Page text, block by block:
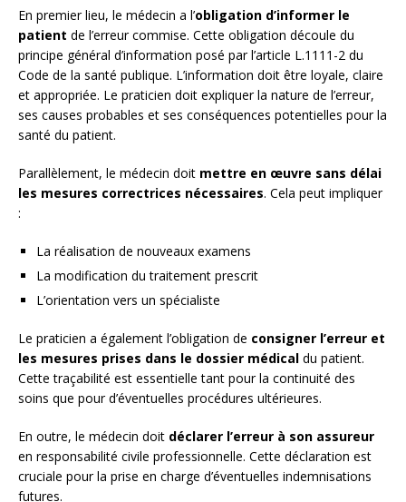
En premier lieu, le médecin a l’obligation d’informer le
patient de l’erreur commise. Cette obligation découle du
principe général d’information posé par l’article L.1111-2 du
Code de la santé publique. L’information doit être loyale, claire
et appropriée. Le praticien doit expliquer la nature de l’erreur,
ses causes probables et ses conséquences potentielles pour la
santé du patient.
Parallèlement, le médecin doit mettre en œuvre sans délai
les mesures correctrices nécessaires. Cela peut impliquer
:
La réalisation de nouveaux examens
La modification du traitement prescrit
L’orientation vers un spécialiste
Le praticien a également l’obligation de consigner l’erreur et
les mesures prises dans le dossier médical du patient.
Cette traçabilité est essentielle tant pour la continuité des
soins que pour d’éventuelles procédures ultérieures.
En outre, le médecin doit déclarer l’erreur à son assureur
en responsabilité civile professionnelle. Cette déclaration est
cruciale pour la prise en charge d’éventuelles indemnisations
futures.